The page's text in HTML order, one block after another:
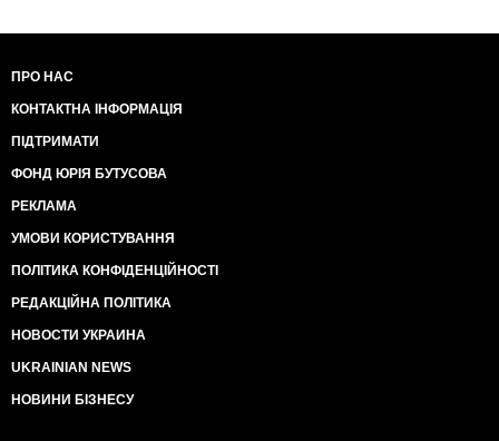
ПРО НАС
КОНТАКТНА ІНФОРМАЦІЯ
ПІДТРИМАТИ
ФОНД ЮРІЯ БУТУСОВА
РЕКЛАМА
УМОВИ КОРИСТУВАННЯ
ПОЛІТИКА КОНФІДЕНЦІЙНОСТІ
РЕДАКЦІЙНА ПОЛІТИКА
НОВОСТИ УКРАИНА
UKRAINIAN NEWS
НОВИНИ БІЗНЕСУ